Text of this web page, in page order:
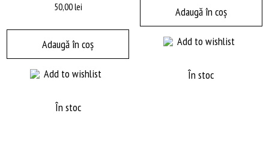
50,00lei
Adaugă în coș
Add to wishlist
În stoc
Adaugă în coș
Add to wishlist
În stoc